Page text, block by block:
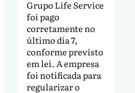
Grupo Life Service
foi pago
corretamente no
último dia 7,
conforme previsto
em lei. A empresa
foi notificada para
regularizar o